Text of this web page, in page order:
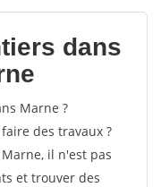
dans
Marne ?
des travaux ?
il n'est pas
et trouver des